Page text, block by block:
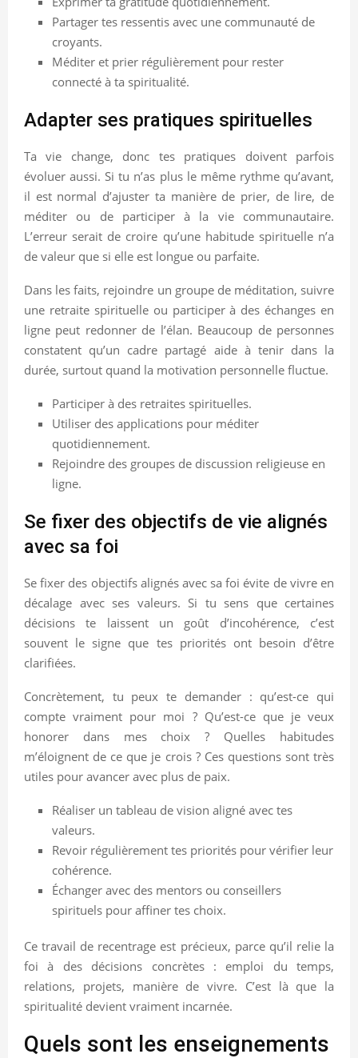
Partager tes ressentis avec une communauté de
croyants.
Méditer et prier régulièrement pour rester
connecté à ta spiritualité.
Adapter ses pratiques spirituelles
Ta vie change, donc tes pratiques doivent parfois
évoluer aussi. Si tu n’as plus le même rythme qu’avant,
il est normal d’ajuster ta manière de prier, de lire, de
méditer ou de participer à la vie communautaire.
L’erreur serait de croire qu’une habitude spirituelle n’a
de valeur que si elle est longue ou parfaite.
Dans les faits, rejoindre un groupe de méditation, suivre
une retraite spirituelle ou participer à des échanges en
ligne peut redonner de l’élan. Beaucoup de personnes
constatent qu’un cadre partagé aide à tenir dans la
durée, surtout quand la motivation personnelle fluctue.
Participer à des retraites spirituelles.
Utiliser des applications pour méditer
quotidiennement.
Rejoindre des groupes de discussion religieuse en
ligne.
Se fixer des objectifs de vie alignés
avec sa foi
Se fixer des objectifs alignés avec sa foi évite de vivre en
décalage avec ses valeurs. Si tu sens que certaines
décisions te laissent un goût d’incohérence, c’est
souvent le signe que tes priorités ont besoin d’être
clarifiées.
Concrètement, tu peux te demander : qu’est-ce qui
compte vraiment pour moi ? Qu’est-ce que je veux
honorer dans mes choix ? Quelles habitudes
m’éloignent de ce que je crois ? Ces questions sont très
utiles pour avancer avec plus de paix.
Réaliser un tableau de vision aligné avec tes
valeurs.
Revoir régulièrement tes priorités pour vérifier leur
cohérence.
Échanger avec des mentors ou conseillers
spirituels pour affiner tes choix.
Ce travail de recentrage est précieux, parce qu’il relie la
foi à des décisions concrètes : emploi du temps,
relations, projets, manière de vivre. C’est là que la
spiritualité devient vraiment incarnée.
Quels sont les enseignements